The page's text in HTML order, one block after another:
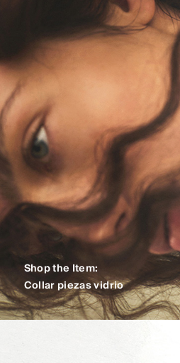
Shop the Item:
Collar piezas vidrio